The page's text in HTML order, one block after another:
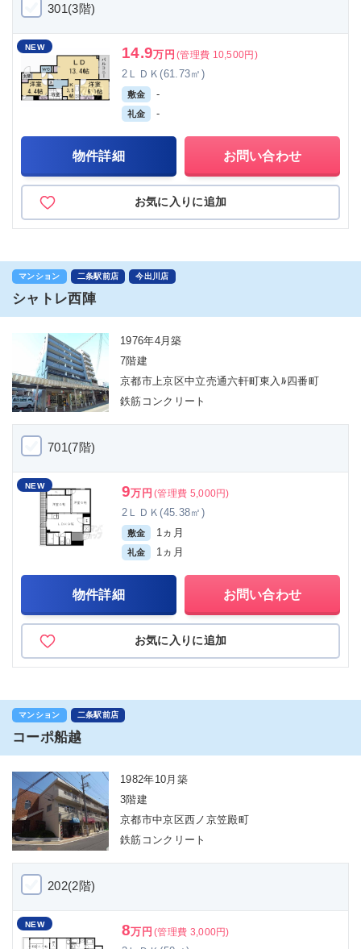
301(3階)
NEW 14.9万円 (管理費 10,500円)
2ＬＤＫ(61.73㎡)
敷金 -
礼金 -
物件詳細 お問い合わせ
お気に入りに追加
マンション 二条駅前店 今出川店
シャトレ西陣
1976年4月築
7階建
京都市上京区中立売通六軒町東入ﾙ四番町
鉄筋コンクリート
701(7階)
NEW 9万円 (管理費 5,000円)
2ＬＤＫ(45.38㎡)
敷金 1ヵ月
礼金 1ヵ月
物件詳細 お問い合わせ
お気に入りに追加
マンション 二条駅前店
コーポ船越
1982年10月築
3階建
京都市中京区西ノ京笠殿町
鉄筋コンクリート
202(2階)
NEW 8万円 (管理費 3,000円)